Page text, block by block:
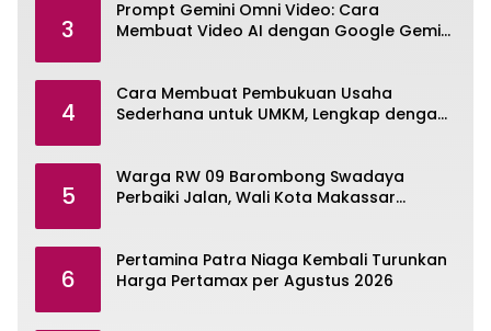
3
Prompt Gemini Omni Video: Cara
Membuat Video AI dengan Google Gemini
4
Cara Membuat Pembukuan Usaha
Sederhana untuk UMKM, Lengkap dengan
5
Warga RW 09 Barombong Swadaya
Perbaiki Jalan, Wali Kota Makassar
6
Pertamina Patra Niaga Kembali Turunkan
Harga Pertamax per Agustus 2026